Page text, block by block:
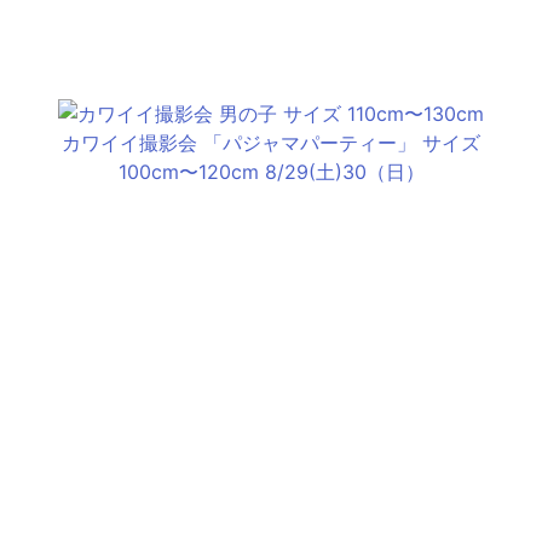
カワイイ撮影会 「パジャマパーティー」 サイズ
100cm〜120cm 8/29(土)30（日）